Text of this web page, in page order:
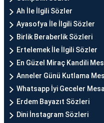
Ah İle İlgili Sözler
Ayasofya İle İlgili Sözler
Birlik Beraberlik Sözleri
Ertelemek İle İlgili Sözler
En Güzel Miraç Kandili
Anneler Günü Kutlama
Whatsapp İyi Geceler
Erdem Bayazıt Sözleri
Dini İnstagram Sözleri